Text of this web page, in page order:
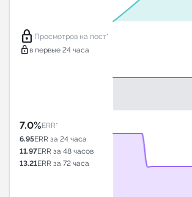
lock Просмотров на пост*
lock в первые 24 часа
7.0%ERR*
6.95ERR за 24 часа
11.97ERR за 48 часов
13.21ERR за 72 часа